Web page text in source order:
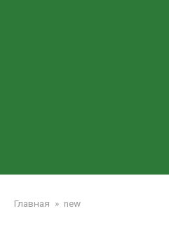
Главная » new